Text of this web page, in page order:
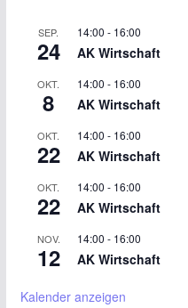
SEP.
24
14:00 - 16:00
AK Wirtschaft
OKT.
8
14:00 - 16:00
AK Wirtschaft
OKT.
22
14:00 - 16:00
AK Wirtschaft
OKT.
22
14:00 - 16:00
AK Wirtschaft
NOV.
12
14:00 - 16:00
AK Wirtschaft
Kalender anzeigen